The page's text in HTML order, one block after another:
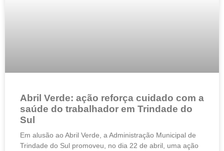
Abril Verde: ação reforça cuidado com a
saúde do trabalhador em Trindade do
Sul
Em alusão ao Abril Verde, a Administração Municipal de
Trindade do Sul promoveu, no dia 22 de abril, uma ação